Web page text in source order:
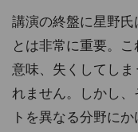
講演の終盤に星野
とは非常に重要。
意味、失くしてし
れません。しかし
トを異なる分野に